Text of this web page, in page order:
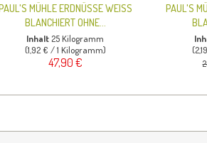
MÜHLE ERDNÜSSE WEISS
BLANCHIERT OHNE...
Inhalt 25 Kilogramm
(1,92 € / 1 Kilogramm)
47,90 €
PAUL'S